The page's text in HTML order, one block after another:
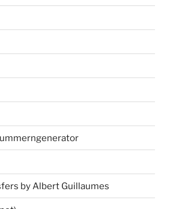
by Albert Guillaumes